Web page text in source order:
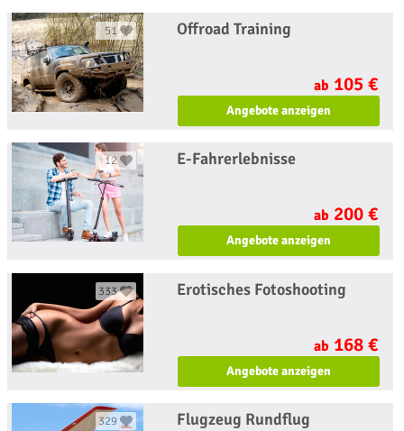
51 Offroad Training
ab 105 €
Angebote anzeigen
12 E-Fahrerlebnisse
ab 200 €
Angebote anzeigen
333 Erotisches Fotoshooting
ab 168 €
Angebote anzeigen
329 Flugzeug Rundflug